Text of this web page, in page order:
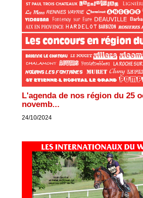
L'agenda de nos région du 25
novemb...
24/10/2024